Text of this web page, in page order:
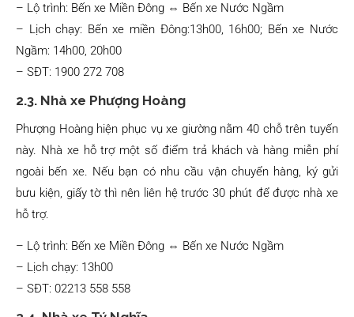
– Lộ trình: Bến xe Miền Đông ⇔ Bến xe Nước Ngầm
– Lịch chạy: Bến xe miền Đông:13h00, 16h00; Bến xe Nước
Ngầm: 14h00, 20h00
– SĐT: 1900 272 708
2.3. Nhà xe Phượng Hoàng
Phượng Hoàng hiện phục vụ xe giường nằm 40 chỗ trên tuyến
này. Nhà xe hỗ trợ một số điểm trả khách và hàng miễn phí
ngoài bến xe. Nếu bạn có nhu cầu vận chuyển hàng, ký gửi
bưu kiện, giấy tờ thì nên liên hệ trước 30 phút để được nhà xe
hỗ trợ.
– Lộ trình: Bến xe Miền Đông ⇔ Bến xe Nước Ngầm
– Lịch chạy: 13h00
– SĐT: 02213 558 558